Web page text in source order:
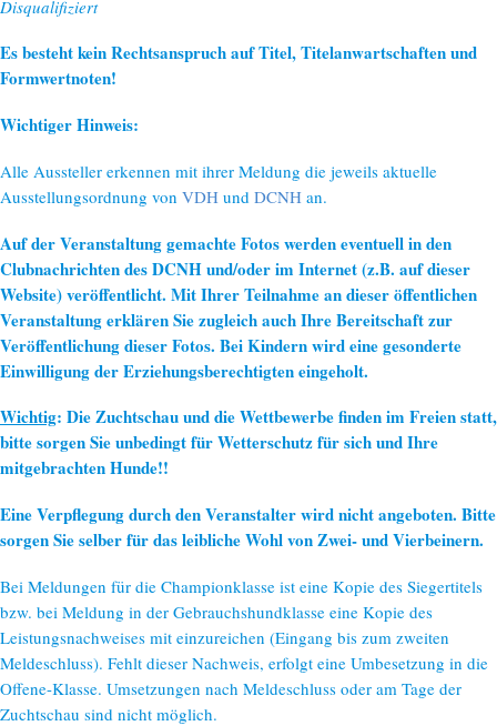
Disqualifiziert
Es besteht kein Rechtsanspruch auf Titel, Titelanwartschaften und
Formwertnoten!
Wichtiger Hinweis:
Alle Aussteller erkennen mit ihrer Meldung die jeweils aktuelle
Ausstellungsordnung von VDH und DCNH an.
Auf der Veranstaltung gemachte Fotos werden eventuell in den
Clubnachrichten des DCNH und/oder im Internet (z.B. auf dieser
Website) veröffentlicht. Mit Ihrer Teilnahme an dieser öffentlichen
Veranstaltung erklären Sie zugleich auch Ihre Bereitschaft zur
Veröffentlichung dieser Fotos. Bei Kindern wird eine gesonderte
Einwilligung der Erziehungsberechtigten eingeholt.
Wichtig: Die Zuchtschau und die Wettbewerbe finden im Freien statt,
bitte sorgen Sie unbedingt für Wetterschutz für sich und Ihre
mitgebrachten Hunde!!
Eine Verpflegung durch den Veranstalter wird nicht angeboten. Bitte
sorgen Sie selber für das leibliche Wohl von Zwei- und Vierbeinern.
Bei Meldungen für die Championklasse ist eine Kopie des Siegertitels
bzw. bei Meldung in der Gebrauchshundklasse eine Kopie des
Leistungsnachweises mit einzureichen (Eingang bis zum zweiten
Meldeschluss). Fehlt dieser Nachweis, erfolgt eine Umbesetzung in die
Offene-Klasse. Umsetzungen nach Meldeschluss oder am Tage der
Zuchtschau sind nicht möglich.